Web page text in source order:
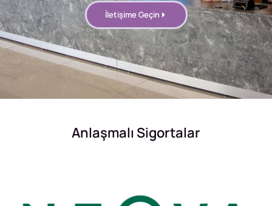
İletişime Geçin
Anlaşmalı Sigortalar